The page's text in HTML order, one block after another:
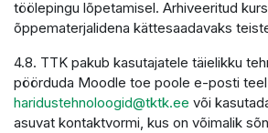
töölepingu lõpetamisel. Arhiveeritud
õppematerjalidena kättesaadavaks
4.8. TTK pakub kasutajatele täielikku
pöörduda Moodle toe poole e-posti
haridustehnoloogid@tktk.ee või
asuvat kontaktvormi, kus on võimalik